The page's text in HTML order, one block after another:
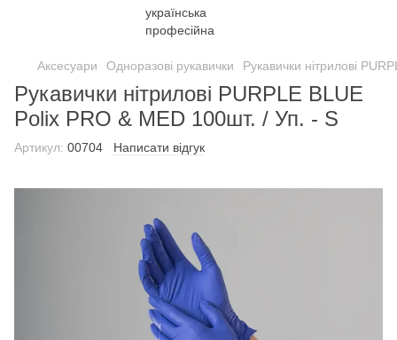
Аксесуари Одноразові рукавички Рукавички нітрилові
Рукавички нітрилові PURPLE BLUE
Polix PRO & MED 100шт. / Уп. - S
Артикул: 00704 Написати відгук